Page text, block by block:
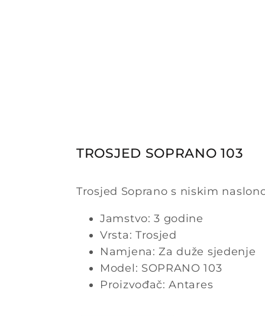
TROSJED SOPRANO 103
Trosjed Soprano s niskim
Jamstvo: 3 godine
Vrsta: Trosjed
Namjena: Za duže sjedenje
Model: SOPRANO 103
Proizvođač: Antares